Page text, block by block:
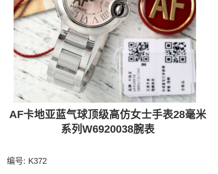
AF卡地亚蓝气球顶级高仿女士手表28毫米
系列W6920038腕表
编号: K372